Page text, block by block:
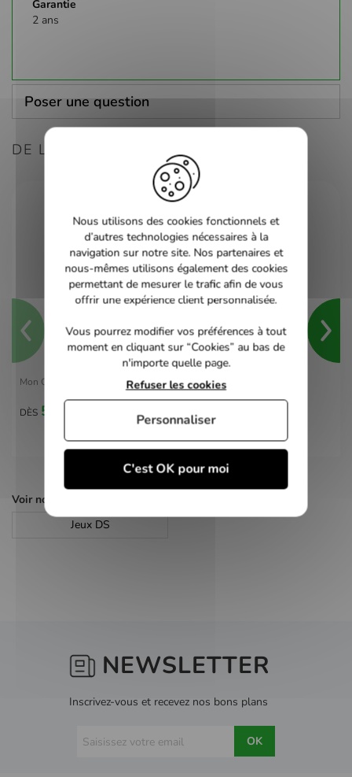
2 ans
Poser une question
DE LA MÊME CONSOLE
Mon Coach Personnel je garde la ligne - DS
DÈS 5,00 €
Voir nos autres pages :
Jeux DS
NEWSLETTER
Inscrivez-vous et recevez nos bons plans
OK
Nous utilisons des cookies fonctionnels et
d’autres technologies nécessaires à la
navigation sur notre site. Nos partenaires et
nous-mêmes utilisons également des cookies
permettant de mesurer le trafic afin de vous
offrir une expérience client personnalisée.
Vous pourrez modifier vos préférences à tout
moment en cliquant sur “Cookies” au bas de
n'importe quelle page.
C'est OK pour moi
Refuser les cookies
Personnaliser